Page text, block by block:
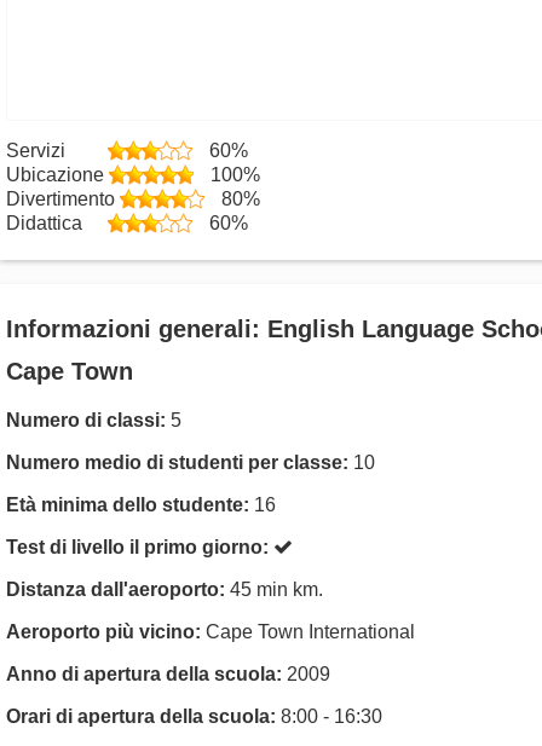
Servizi
60%
Ubicazione
100%
Divertimento
80%
Didattica
60%
Informazioni generali: English Language
Cape Town
Numero di classi: 5
Numero medio di studenti per classe: 10
Età minima dello studente: 16
Test di livello il primo giorno:
Distanza dall'aeroporto: 45 min km.
Aeroporto più vicino: Cape Town International
Anno di apertura della scuola: 2009
Orari di apertura della scuola: 8:00 - 16:30